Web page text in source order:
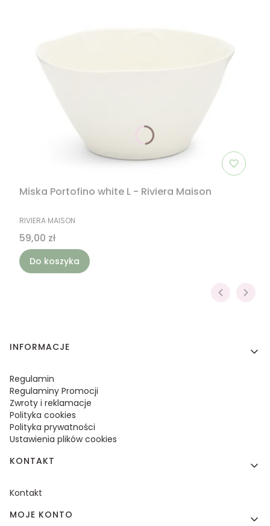
Miska Portofino white L - Riviera Maison
PRODUCENT
RIVIERA MAISON
Cena
59,00 zł
Do koszyka
Linki w stopce
INFORMACJE
Regulamin
Regulaminy Promocji
Zwroty i reklamacje
Polityka cookies
Polityka prywatności
Ustawienia plików cookies
KONTAKT
Kontakt
MOJE KONTO